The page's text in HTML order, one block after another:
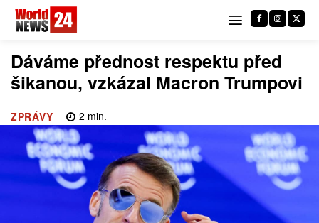
Dáváme přednost respektu před
šikanou, vzkázal Macron Trumpovi
ZPRÁVY 2 min.